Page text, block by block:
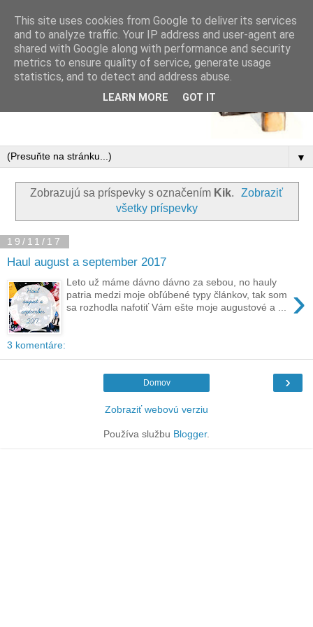
▼
Zobrazujú sa príspevky s označením Kik.
Zobraziť
všetky príspevky
19/11/17
Haul august a september 2017
›
Leto už máme dávno dávno za sebou, no hauly
patria medzi moje obľúbené typy článkov, tak som
sa rozhodla nafotiť Vám ešte moje augustové a ...
3 komentáre:
›
Domov
Zobraziť webovú verziu
Používa službu Blogger.
This site uses cookies from Google to deliver its services
and to analyze traffic. Your IP address and user-agent are
shared with Google along with performance and security
metrics to ensure quality of service, generate usage
statistics, and to detect and address abuse.
LEARN MORE GOT IT